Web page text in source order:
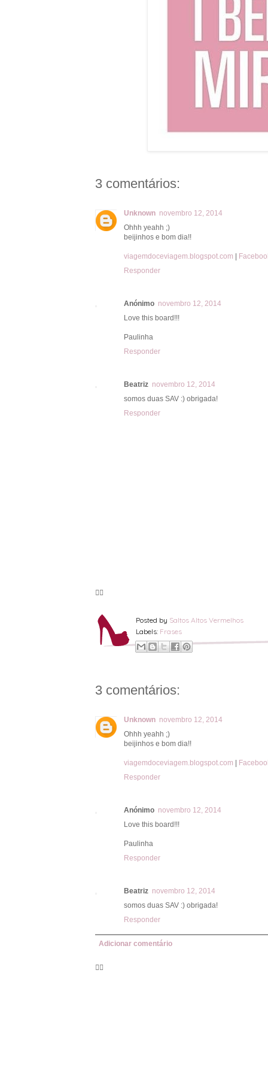
3 comentários:
Unknown novembro 12, 2014
Ohhh yeahh ;)
beijinhos e bom dia!!
viagemdoceviagem.blogspot.com |
Responder
Anónimo novembro 12, 2014
Love this board!!!
Paulinha
Responder
Beatriz novembro 12, 2014
somos duas SAV :) obrigada!
Responder
🦸‍♀️
Posted by Saltos Altos Vermelhos
Labels: Frases
3 comentários:
Unknown novembro 12, 2014
Ohhh yeahh ;)
beijinhos e bom dia!!
viagemdoceviagem.blogspot.com |
Responder
Anónimo novembro 12, 2014
Love this board!!!
Paulinha
Responder
Beatriz novembro 12, 2014
somos duas SAV :) obrigada!
Responder
Adicionar comentário
🦸‍♀️